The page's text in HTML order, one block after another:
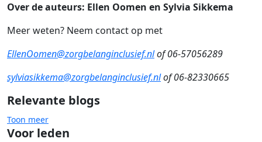
Over de auteurs: Ellen Oomen en Sylvia Sikkema
Meer weten? Neem contact op met
EllenOomen@zorgbelanginclusief.nlof 06-57056289
sylviasikkema@zorgbelanginclusief.nlof 06-82330665
Relevante blogs
Toon meer
Voor leden